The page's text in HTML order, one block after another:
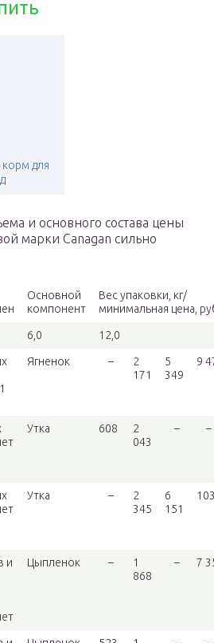
корм для
и основного состава цены
марки Canagan сильно
Основной
компонент
Вес упаковки, кг/
минимальная цена,
6,0 12,0
Ягненок –
2
171
5
349
9
Утка 608
2
043
– –
Утка –
2
345
6
151
и
Цыпленок –
1
868
– 7